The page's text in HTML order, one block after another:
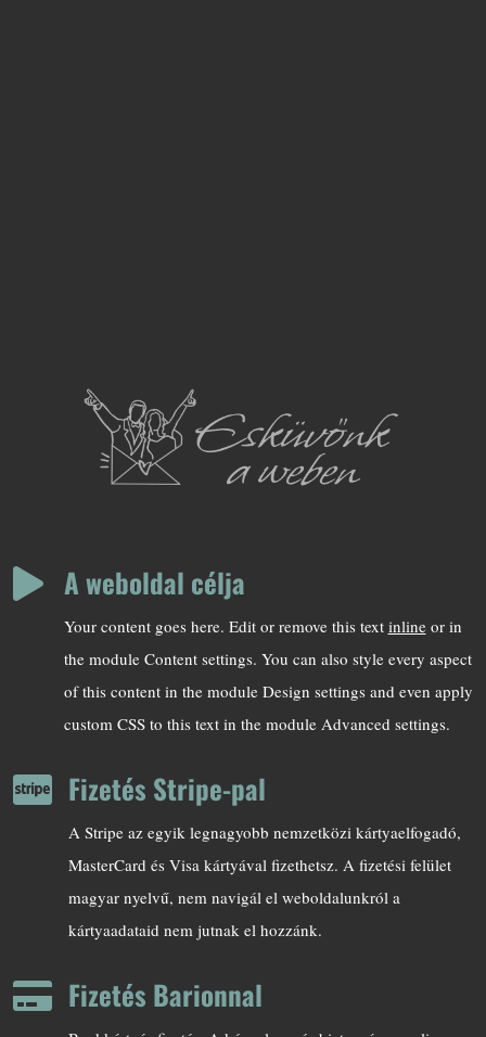
 A weboldal célja
Your content goes here. Edit or remove this text inlineor in
the module Content settings. You can also style every aspect
of this content in the module Design settings and even apply
custom CSS to this text in the module Advanced settings.
 Fizetés Stripe-pal
A Stripe az egyik legnagyobb nemzetközi kártyaelfogadó,
MasterCard és Visa kártyával fizethetsz. A fizetési felület
magyar nyelvű, nem navigál el weboldalunkról a
kártyaadataid nem jutnak el hozzánk.
 Fizetés Barionnal